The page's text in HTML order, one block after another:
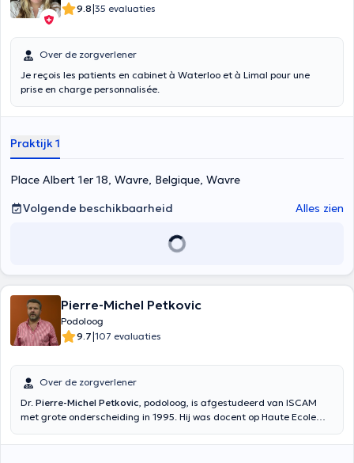
9.8|35 evaluaties
Over de zorgverlener
Je reçois les patients en cabinet à Waterloo et à Limal pour une
prise en charge personnalisée.
Praktijk 1
Place Albert 1er 18, Wavre, Belgique, Wavre
Volgende beschikbaarheid
Alles zien
Pierre-Michel Petkovic
Podoloog
9.7|107 evaluaties
Over de zorgverlener
Dr. Pierre-Michel Petkovic, podoloog, is afgestudeerd van ISCAM
met grote onderscheiding in 1995. Hij was docent op Haute Ecole
functionele maatzolen. Hij analyseert de posture en het wandelen en